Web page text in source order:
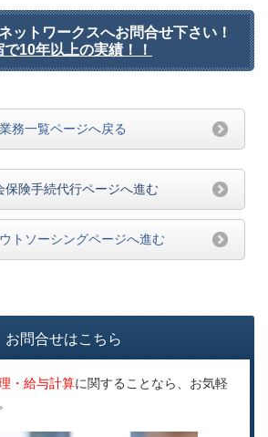
ットワークスへお問合せ下さい！
で10年以上の実績！！
務一覧ページへ戻る
保険手続代行ページへ進む
トソーシングページへ進む
お問合せはこちら
・給与計算に関することなら、お気軽